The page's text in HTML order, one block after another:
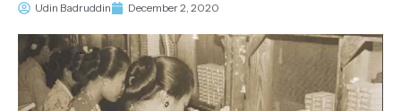
Udin Badruddin December 2, 2020